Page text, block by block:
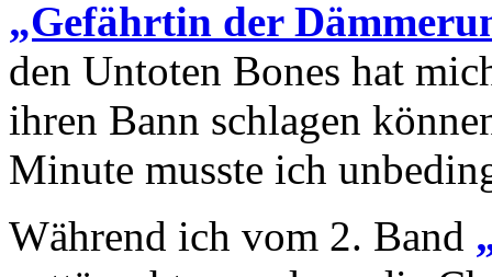
„Gefährtin der
den Untoten Bones hat
ihren Bann schlagen
Minute musste ich
Während ich vom 2. Band